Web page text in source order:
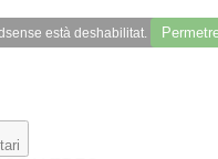
està deshabilitat.